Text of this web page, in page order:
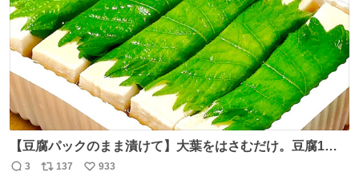
【豆腐パックのまま漬けて】大葉をはさむだけ。豆腐1
丁、秒でなくなる 豆腐に大葉をはさんで、めんつゆに漬け
3 137
933